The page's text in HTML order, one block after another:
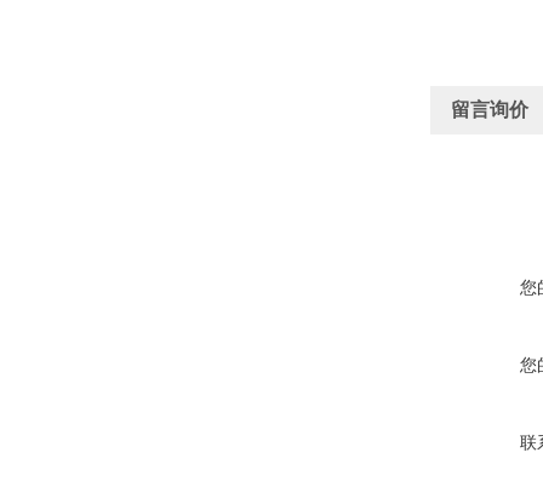
留言询价
您
您
联